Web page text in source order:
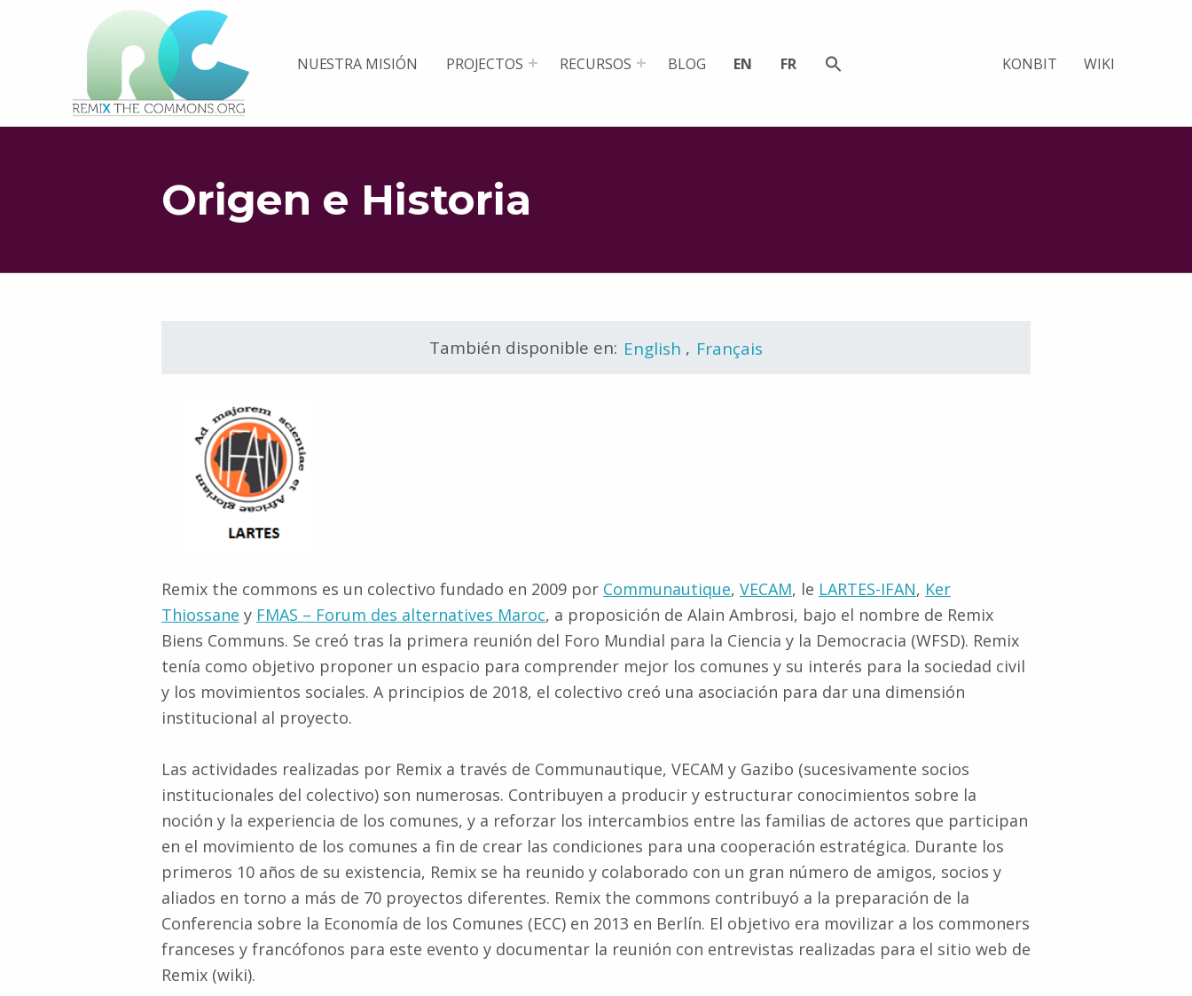
PLATEFORME MULTIMÉDIA OUVERTE ET COLLABORATIVE SUR LES COMMUNS NUESTRA MISIÓN PROJECTOS RECURSOS BLOG EN FR KONBIT WIKI
Origen e Historia
También disponible en: English , Français
Remix the commons es un colectivo fundado en 2009 por Communautique, VECAM, le LARTES-IFAN, Ker
Thiossane y FMAS – Forum des alternatives Maroc, a proposición de Alain Ambrosi, bajo el nombre de Remix
Biens Communs. Se creó tras la primera reunión del Foro Mundial para la Ciencia y la Democracia (WFSD). Remix
tenía como objetivo proponer un espacio para comprender mejor los comunes y su interés para la sociedad civil
y los movimientos sociales. A principios de 2018, el colectivo creó una asociación para dar una dimensión
institucional al proyecto.
Las actividades realizadas por Remix a través de Communautique, VECAM y Gazibo (sucesivamente socios
institucionales del colectivo) son numerosas. Contribuyen a producir y estructurar conocimientos sobre la
noción y la experiencia de los comunes, y a reforzar los intercambios entre las familias de actores que participan
en el movimiento de los comunes a fin de crear las condiciones para una cooperación estratégica. Durante los
primeros 10 años de su existencia, Remix se ha reunido y colaborado con un gran número de amigos, socios y
aliados en torno a más de 70 proyectos diferentes. Remix the commons contribuyó a la preparación de la
Conferencia sobre la Economía de los Comunes (ECC) en 2013 en Berlín. El objetivo era movilizar a los commoners
franceses y francófonos para este evento y documentar la reunión con entrevistas realizadas para el sitio web de
Remix (wiki).